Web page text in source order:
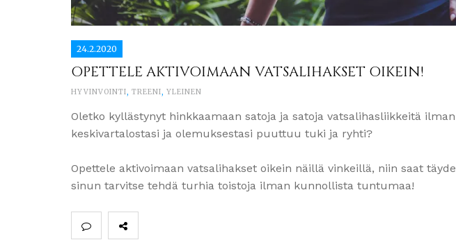
24.2.2020
OPETTELE AKTIVOIMAAN VATSALIHAKSET OIKEIN!
HYVINVOINTI, TREENI, YLEINEN
Oletko kyllästynyt hinkkaamaan satoja ja satoja vatsalihasliikkeitä
keskivartalostasi ja olemuksestasi puuttuu tuki ja ryhti?
Opettele aktivoimaan vatsalihakset oikein näillä vinkeillä, niin saat
sinun tarvitse tehdä turhia toistoja ilman kunnollista tuntumaa!